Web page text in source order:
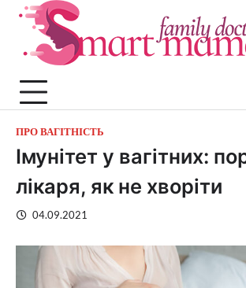
Перейти
ПРО ВАГІТНІСТЬ
Імунітет у вагітних:
лікаря, як не хворіти
04.09.2021